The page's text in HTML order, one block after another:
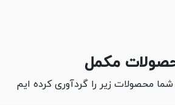
مکمل
محصولات زیر را گردآوری کرده ایم